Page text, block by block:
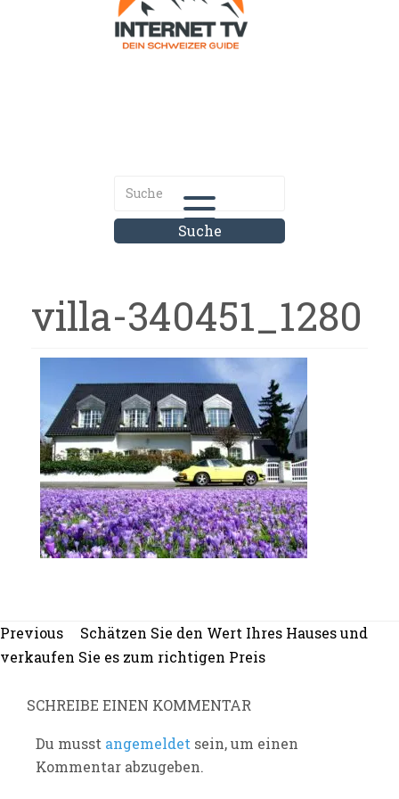
villa-340451_1280
Beitragsnavigation
Previous
Previous
post:
Schätzen Sie den Wert Ihres Hauses und
verkaufen Sie es zum richtigen Preis
SCHREIBE EINEN KOMMENTAR
Du musst angemeldet sein, um einen
Kommentar abzugeben.